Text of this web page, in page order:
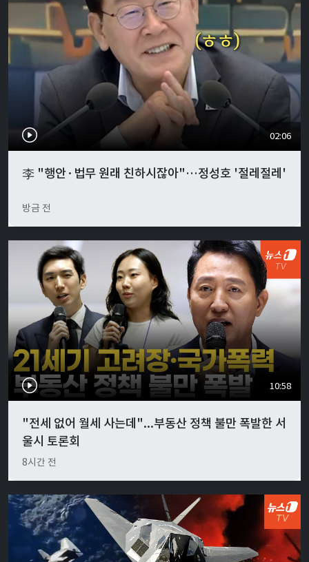
02:06
李 "행안·법무 원래 친하시잖아"…정성호 '절레절레'
방금 전
10:58
"전세 없어 월세 사는데"...부동산 정책 불만 폭발한 서
울시 토론회
8시간 전